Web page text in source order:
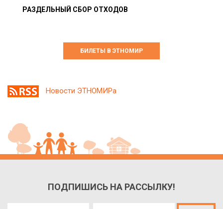
РАЗДЕЛЬНЫЙ СБОР ОТХОДОВ
БИЛЕТЫ В ЭТНОМИР
Новости ЭТНОМИРа
ПОДПИШИСЬ НА РАССЫЛКУ!